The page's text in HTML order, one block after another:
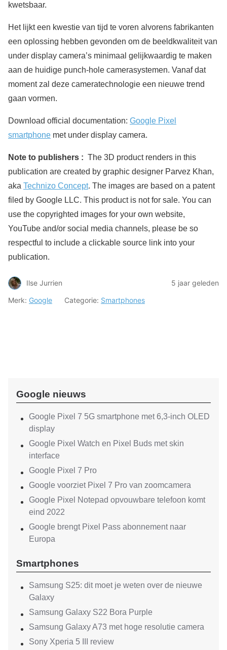
kwetsbaar.
Het lijkt een kwestie van tijd te voren alvorens fabrikanten
een oplossing hebben gevonden om de beeldkwaliteit van
under display camera’s minimaal gelijkwaardig te maken
aan de huidige punch-hole camerasystemen. Vanaf dat
moment zal deze cameratechnologie een nieuwe trend
gaan vormen.
Download official documentation: Google Pixel
smartphone met under display camera.
Note to publishers : The 3D product renders in this
publication are created by graphic designer Parvez Khan,
aka Technizo Concept. The images are based on a patent
filed by Google LLC. This product is not for sale. You can
use the copyrighted images for your own website,
YouTube and/or social media channels, please be so
respectful to include a clickable source link into your
publication.
Ilse Jurrien
5 jaar geleden
Merk: Google Categorie: Smartphones
Google nieuws
Google Pixel 7 5G smartphone met 6,3-inch OLED
display
Google Pixel Watch en Pixel Buds met skin
interface
Google Pixel 7 Pro
Google voorziet Pixel 7 Pro van zoomcamera
Google Pixel Notepad opvouwbare telefoon komt
eind 2022
Google brengt Pixel Pass abonnement naar
Europa
Smartphones
Samsung S25: dit moet je weten over de nieuwe
Galaxy
Samsung Galaxy S22 Bora Purple
Samsung Galaxy A73 met hoge resolutie camera
Sony Xperia 5 III review